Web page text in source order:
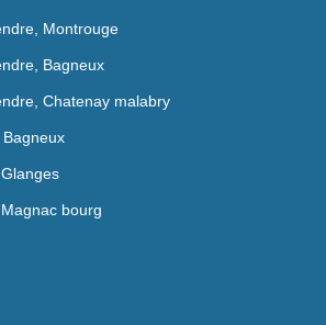
Montrouge
Bagneux
Chatenay malabry
bourg